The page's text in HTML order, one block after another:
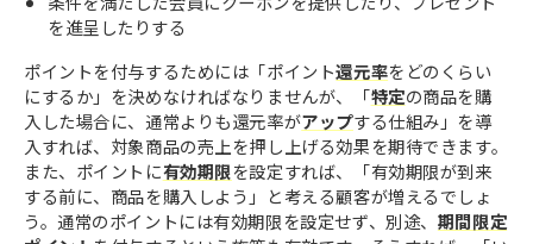
を進呈したりする
ポイントを付与するためには「ポイント還元率をどのくらい
にするか」を決めなければなりませんが、「特定の商品を購
入した場合に、通常よりも還元率がアップする仕組み」を導
入すれば、対象商品の売上を押し上げる効果を期待できます。
また、ポイントに有効期限を設定すれば、「有効期限が到来
する前に、商品を購入しよう」と考える顧客が増えるでしょ
う。通常のポイントには有効期限を設定せず、別途、 期間限定